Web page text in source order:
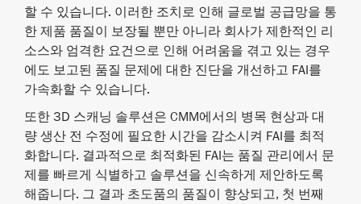
할 수 있습니다. 이러한 조치로 인해 글로벌 공급망을 통
한 제품 품질이 보장될 뿐만 아니라 회사가 제한적인 리
소스와 엄격한 요건으로 인해 어려움을 겪고 있는 경우
에도 보고된 품질 문제에 대한 진단을 개선하고 FAI를
가속화할 수 있습니다.
또한 3D 스캐닝 솔루션은 CMM에서의 병목 현상과 대
량 생산 전 수정에 필요한 시간을 감소시켜 FAI를 최적
화합니다. 결과적으로 최적화된 FAI는 품질 관리에서 문
제를 빠르게 식별하고 솔루션을 신속하게 제안하도록
해줍니다. 그 결과 초도품의 품질이 향상되고, 첫 번째